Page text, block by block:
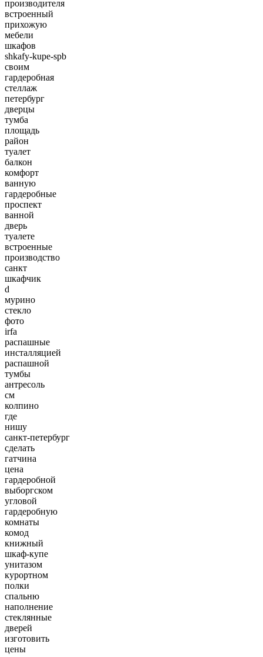
производителя
встроенный
прихожую
мебели
шкафов
shkafy-kupe-spb
своим
гардеробная
стеллаж
петербург
дверцы
тумба
площадь
район
туалет
балкон
комфорт
ванную
гардеробные
проспект
ванной
дверь
туалете
встроенные
производство
санкт
шкафчик
d
мурино
стекло
фото
irfa
распашные
инсталляцией
распашной
тумбы
антресоль
см
колпино
где
нишу
санкт-петербург
сделать
гатчина
цена
гардеробной
выборгском
угловой
гардеробную
комнаты
комод
книжный
шкаф-купе
унитазом
курортном
полки
спальню
наполнение
стеклянные
дверей
изготовить
цены